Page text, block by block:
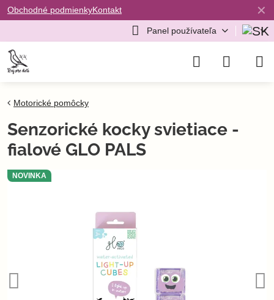
✕
Obchodné podmienkyKontakt
Panel používateľa
NOVINKA
Motorické pomôcky
Senzorické kocky svietiace -
fialové GLO PALS